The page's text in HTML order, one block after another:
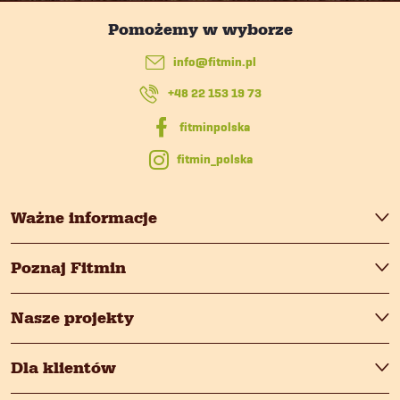
Ważne informacje
Poznaj Fitmin
Nasze projekty
Dla klientów
info@fitmin.pl
+48 22 153 19 73
fitmin_polska